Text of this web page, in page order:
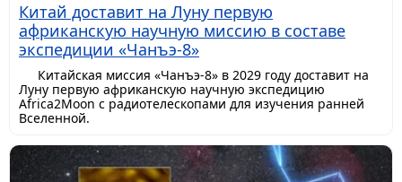
Китай доставит на Луну первую
африканскую научную миссию в составе
экспедиции «Чанъэ-8»
Китайская миссия «Чанъэ-8» в 2029 году доставит на
Луну первую африканскую научную экспедицию
Africa2Moon с радиотелескопами для изучения ранней
Вселенной.